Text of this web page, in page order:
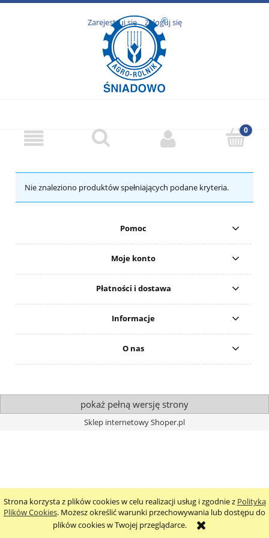
Strona korzysta z plików cookies w celu realizacji usług i zgodnie z Polityką
Plików Cookies. Możesz określić warunki przechowywania lub dostępu do
plików cookies w Twojej przeglądarce.
Zarejestruj się Zaloguj się
Nie znaleziono produktów spełniających podane kryteria.
Pomoc
Moje konto
Płatności i dostawa
Informacje
O nas
pokaż pełną wersję strony
Sklep internetowy Shoper.pl